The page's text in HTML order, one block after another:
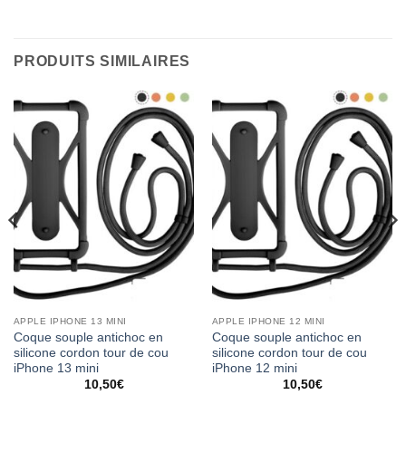
PRODUITS SIMILAIRES
APPLE IPHONE 13 MINI
Coque souple antichoc en
silicone cordon tour de cou
iPhone 13 mini
10,50€
APPLE IPHONE 12 MINI
Coque souple antichoc en
silicone cordon tour de cou
iPhone 12 mini
10,50€